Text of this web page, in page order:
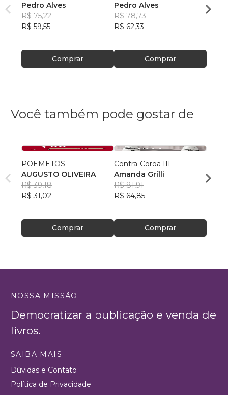
Pedro Alves
R$ 75,22
R$ 59,55
Comprar
Pedro Alves
R$ 78,73
R$ 62,33
Comprar
R$
Você também pode gostar de
POEMETOS
AUGUSTO OLIVEIRA
R$ 39,18
R$ 31,02
Comprar
Contra-Coroa III
Amanda Grílli
R$ 81,91
R$ 64,85
Comprar
R$
NOSSA MISSÃO
Democratizar a publicação e venda de
livros.
SAIBA MAIS
Dúvidas e Contato
Política de Privacidade